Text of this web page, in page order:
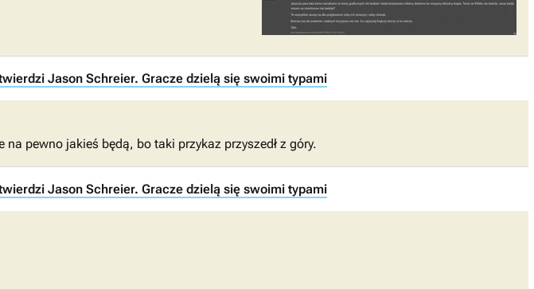
Jason Schreier. Gracze dzielą się swoimi typami
pewno jakieś będą, bo taki przykaz przyszedł z góry.
Jason Schreier. Gracze dzielą się swoimi typami